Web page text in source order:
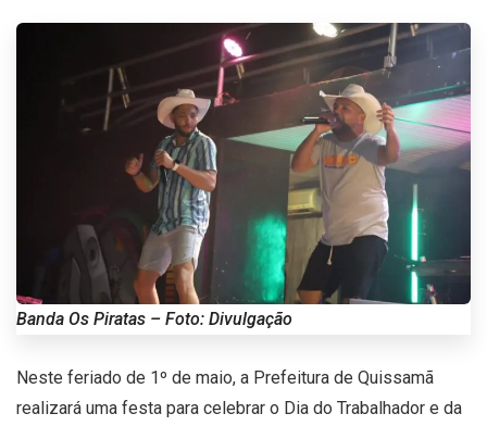
Banda Os Piratas – Foto: Divulgação
Neste feriado de 1º de maio, a Prefeitura de Quissamã
realizará uma festa para celebrar o Dia do Trabalhador e da